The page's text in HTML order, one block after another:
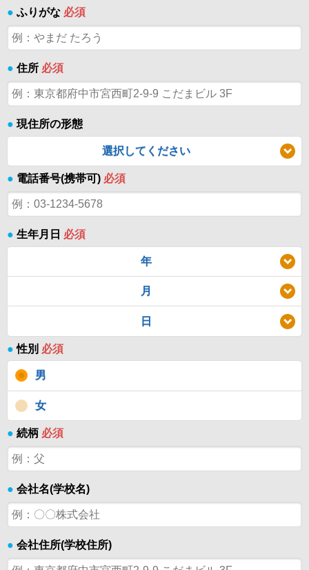
● ふりがな 必須
● 住所 必須
● 現住所の形態
選択してください
● 電話番号(携帯可) 必須
● 生年月日 必須
年
月
日
● 性別 必須
男
女
● 続柄 必須
● 会社名(学校名)
● 会社住所(学校住所)